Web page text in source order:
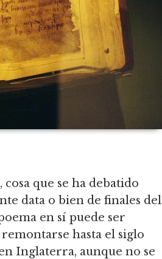
que se ha debatido
data o bien de finales del
en sí puede ser
hasta el siglo
Inglaterra, aunque no se